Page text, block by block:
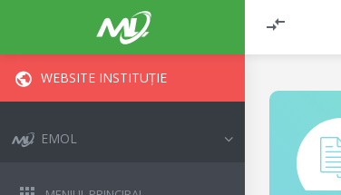
WEBSITE INSTITUȚIE
EMOL